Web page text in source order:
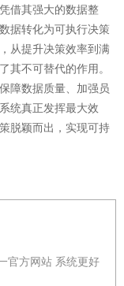
借其强大的数据整
据转化为可执行决策
从提升决策效率到满
其不可替代的作用。
障数据质量、加强员
统真正发挥最大效
脱颖而出，实现可持
官方网站 系统更好